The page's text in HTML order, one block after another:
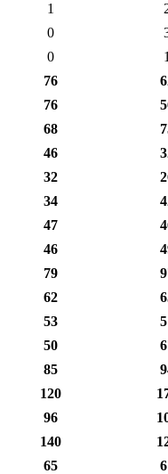
1
0
0
76
76
68
46
32
34
47
46
79
62
53
50
85
120
96
140
65